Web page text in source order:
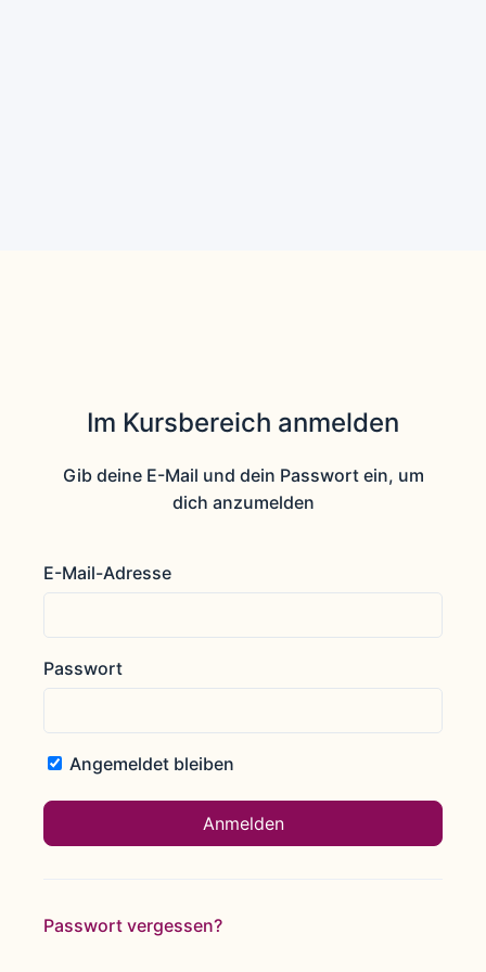
Im Kursbereich anmelden
Gib deine E-Mail und dein Passwort ein, um
dich anzumelden
E-Mail-Adresse
Passwort
Angemeldet bleiben
Passwort vergessen?